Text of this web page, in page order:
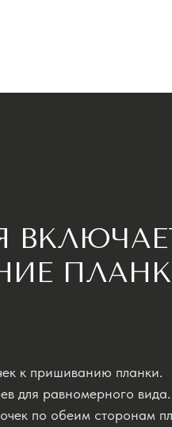
к пришиванию планки.
для равномерного вида.
по обеим сторонам